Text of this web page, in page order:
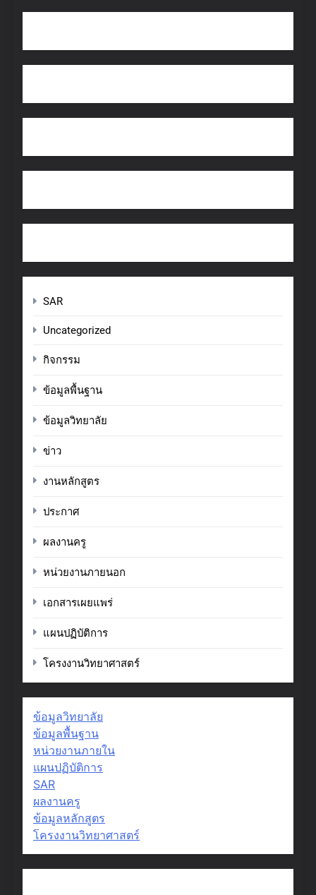
SAR
Uncategorized
กิจกรรม
ข้อมูลพื้นฐาน
ข้อมูลวิทยาลัย
ข่าว
งานหลักสูตร
ประกาศ
ผลงานครู
หน่วยงานภายนอก
เอกสารเผยแพร่
แผนปฏิบัติการ
โครงงานวิทยาศาสตร์
ข้อมูลวิทยาลัย
ข้อมูลพื้นฐาน
หน่วยงานภายใน
แผนปฏิบัติการ
SAR
ผลงานครู
ข้อมูลหลักสูตร
โครงงานวิทยาศาสตร์